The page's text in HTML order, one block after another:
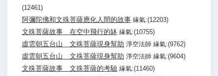
(12461)
阿彌陀佛和文殊菩薩應化人間的故事 緣氣:(12203)
文殊菩薩故事 在空中飛行的缽 緣氣:(10755)
虛雲朝五台山 文殊菩薩現身幫助 淨空法師 緣氣:(9762)
虛雲朝五台山 文殊菩薩現身幫助 淨空法師 緣氣:(9604)
文殊菩薩故事 文殊菩薩的考驗 緣氣:(11460)